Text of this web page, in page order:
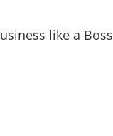
like a Boss